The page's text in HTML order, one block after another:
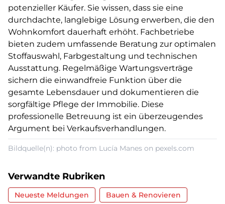
potenzieller Käufer. Sie wissen, dass sie eine
durchdachte, langlebige Lösung erwerben, die den
Wohnkomfort dauerhaft erhöht. Fachbetriebe
bieten zudem umfassende Beratung zur optimalen
Stoffauswahl, Farbgestaltung und technischen
Ausstattung. Regelmäßige Wartungsverträge
sichern die einwandfreie Funktion über die
gesamte Lebensdauer und dokumentieren die
sorgfältige Pflege der Immobilie. Diese
professionelle Betreuung ist ein überzeugendes
Argument bei Verkaufsverhandlungen.
Bildquelle(n): photo from Lucía Manes on pexels.com
Verwandte Rubriken
Neueste Meldungen Bauen & Renovieren